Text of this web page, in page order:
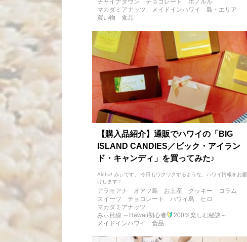
マカダミアナッツ
メイドインハワイ
島・エリア
買い物
食品
【購入品紹介】通販でハワイの「BIG
ISLAND CANDIES／ビック・アイラン
ド・キャンディ」を買ってみた♪
Aloha! みぃです。 今日もワクワクするような、ハワイ情報をお届
けします！ ...
アラモアナ オアフ島 お土産 クッキー
コラム
スイーツ
チョコレート ハワイ島
ヒロ
マカダミアナッツ
みぃ目線 ～Hawaii初心者
200％楽しむ秘訣～
メイドインハワイ
食品